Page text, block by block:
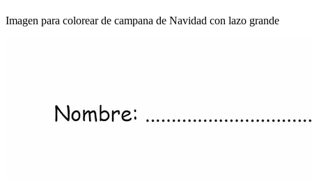
Imagen para colorear de campana de Navidad con lazo grande